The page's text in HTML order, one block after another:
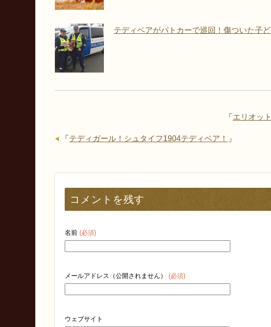
テディベアがパトカーで巡回！傷ついた子
「 エリオッ
「 テディガール！シュタイフ1904テディベア！ 」
コメントを残す
名前 (必須)
メールアドレス（公開されません） (必須)
ウェブサイト